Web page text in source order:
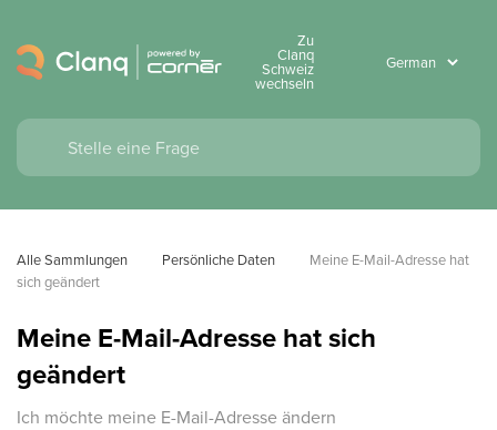
Zu
Clanq
Schweiz
wechseln
Alle Sammlungen Persönliche Daten
Meine E-Mail-Adresse hat
sich geändert
Meine E-Mail-Adresse hat sich
geändert
Ich möchte meine E-Mail-Adresse ändern